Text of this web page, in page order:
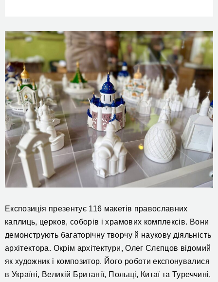
Експозиція презентує 116 макетів православних
каплиць, церков, соборів і храмових комплексів. Вони
демонструють багаторічну творчу й наукову діяльність
архітектора. Окрім архітектури, Олег Слєпцов відомий
як художник і композитор. Його роботи експонувалися
в Україні, Великій Британії, Польщі, Китаї та Туреччині,